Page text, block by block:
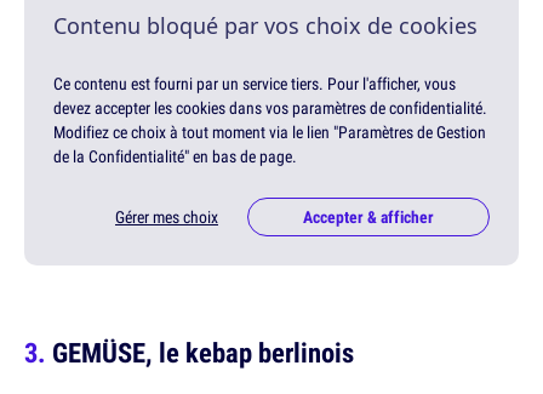
Contenu bloqué par vos choix de cookies
Ce contenu est fourni par un service tiers. Pour l'afficher, vous
devez accepter les cookies dans vos paramètres de confidentialité.
Modifiez ce choix à tout moment via le lien "Paramètres de Gestion
de la Confidentialité" en bas de page.
Gérer mes choix Accepter & afficher
GEMÜSE, le kebap berlinois